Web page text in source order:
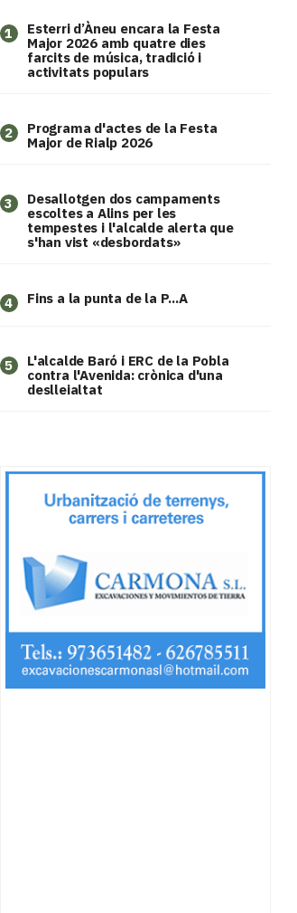
1
Esterri d’Àneu encara la Festa
Major 2026 amb quatre dies
farcits de música, tradició i
activitats populars
2
Programa d'actes de la Festa
Major de Rialp 2026
3
​Desallotgen dos campaments
escoltes a Alins per les
tempestes i l'alcalde alerta que
s'han vist «desbordats»
4 Fins a la punta de la P...A
5
L'alcalde Baró i ERC de la Pobla
contra l'Avenida: crònica d'una
deslleialtat